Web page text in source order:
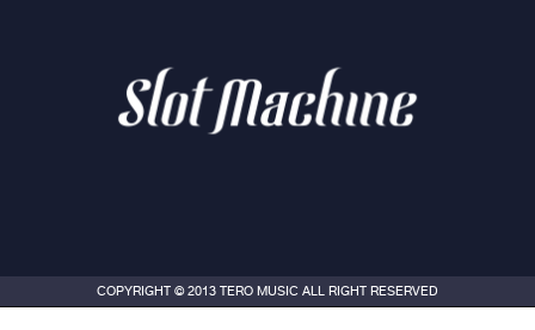
COPYRIGHT © 2013 TERO MUSIC ALL RIGHT RESERVED